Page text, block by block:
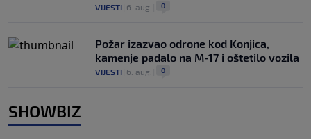
VIJESTI 6. aug. 0
Požar izazvao odrone kod Konjica,
kamenje padalo na M-17 i oštetilo vozila
VIJESTI 6. aug. 0
SHOWBIZ